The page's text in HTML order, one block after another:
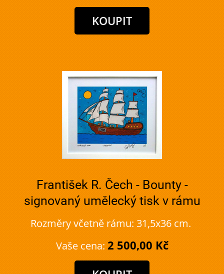
František R. Čech - Bounty -
signovaný umělecký tisk v rámu
Rozměry včetně rámu: 31,5x36 cm.
Vaše cena: 2 500,00 Kč